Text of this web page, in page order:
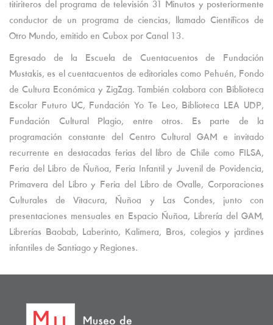
titiriteros del programa de televisión 31 Minutos y posteriormente
conductor de un programa de ciencias, llamado Científicos de
Otro Mundo, emitido en Cubox por Canal 13.
Egresado de la Escuela de Cuentacuentos de Fundación
Mustakis, es el cuentacuentos de editoriales como Pehuén, Fondo
de Cultura Económica y ZigZag. También colabora con Biblioteca
Escolar Futuro UC, Fundación Yo Te Leo, Biblioteca LEA UDP,
Fundación Cultural Plagio, entre otros. Es parte de la
programación constante del Centro Cultural GAM e invitado
recurrente en destacadas ferias del libro de Chile como FILSA,
Feria del Libro de Ñuñoa, Feria Infantil y Juvenil de Povidencia,
Primavera del Libro y Feria del Libro de Ovalle, Corporaciones
Culturales de Vitacura, Ñuñoa y Las Condes, junto con
presentaciones mensuales en Espacio Ñuñoa, Librería del GAM,
Librerías Baobab, Laberinto, Kalimera, Bros, colegios y jardines
infantiles de Santiago y Regiones.